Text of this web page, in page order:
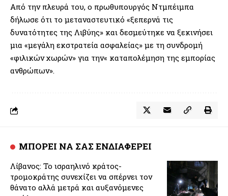
Από την πλευρά του, ο πρωθυπουργός Ντμπέιμπα
δήλωσε ότι το μεταναστευτικό «ξεπερνά τις
δυνατότητες της Λιβύης» και δεσμεύτηκε να ξεκινήσει
μια «μεγάλη εκστρατεία ασφαλείας» με τη συνδρομή
«φιλικών χωρών» για την« καταπολέμηση της εμπορίας
ανθρώπων».
ΜΠΟΡΕΙ ΝΑ ΣΑΣ ΕΝΔΙΑΦΕΡΕΙ
Λίβανος: Το ισραηλινό κράτος-
τρομοκράτης συνεχίζει να σπέρνει τον
θάνατο αλλά μετρά και αυξανόμενες